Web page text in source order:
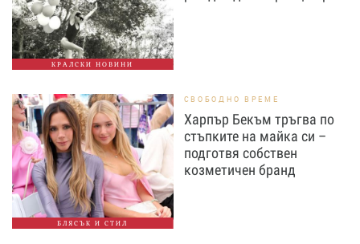
КРАЛСКИ НОВИНИ
БЛЯСЪК И СТИЛ
СВОБОДНО ВРЕМЕ
Харпър Бекъм тръгва по
стъпките на майка си –
подготвя собствен
козметичен бранд